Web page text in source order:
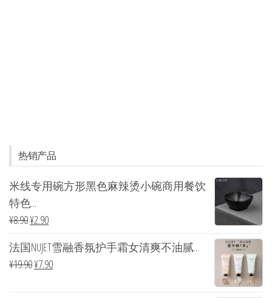
热销产品
米线专用碗方形黑色麻辣烫小碗商用餐饮
特色...
¥8.90¥2.90
法国NUJET雪融香氛护手霜女清爽不油腻...
¥19.90¥7.90